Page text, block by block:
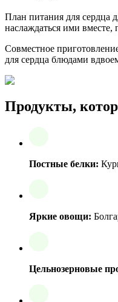
План питания для сердца
наслаждаться ими
Совместное
для сердца блюдами
Продукты,
Постные белки:
Яркие овощи:
Цельнозерновые